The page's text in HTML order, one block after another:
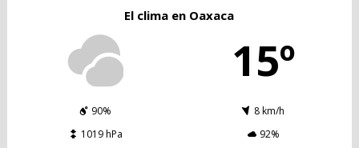
El clima en Oaxaca
15º
90%
8 km/h
1019 hPa
92%